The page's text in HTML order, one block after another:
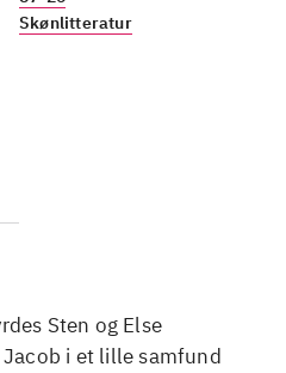
Skønlitteratur
Sten og Else
i et lille samfund